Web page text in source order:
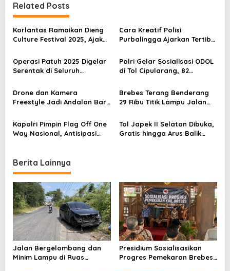
n
a
v
g
t
o
n
Related Posts
Korlantas Ramaikan Dieng
Culture Festival 2025, Ajak
Lintas
Cara Kreatif Polisi
Purbalingga Ajarkan Tertib
Operasi Patuh 2025 Digelar
Serentak di Seluruh
Polri Gelar Sosialisasi ODOL
di Tol Cipularang, 82
Pelanggaran
Drone dan Kamera
Freestyle Jadi Andalan Baru
Investigasi Kecelakaan
Brebes Terang Benderang
29 Ribu Titik Lampu Jalan
Keselamatan Warga
Kapolri Pimpin Flag Off One
Way Nasional, Antisipasi
Tol Japek II Selatan Dibuka,
Gratis hingga Arus Balik
Berita Lainnya
Jalan Bergelombang dan
Minim Lampu di Ruas
Presidium Sosialisasikan
Progres Pemekaran Brebes